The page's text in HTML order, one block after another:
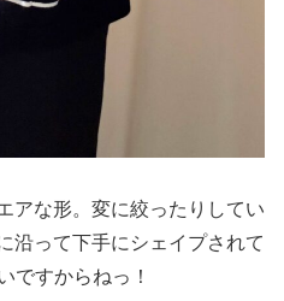
アな形。変に絞ったりしてい
沿って下手にシェイプされて
ですからねっ！